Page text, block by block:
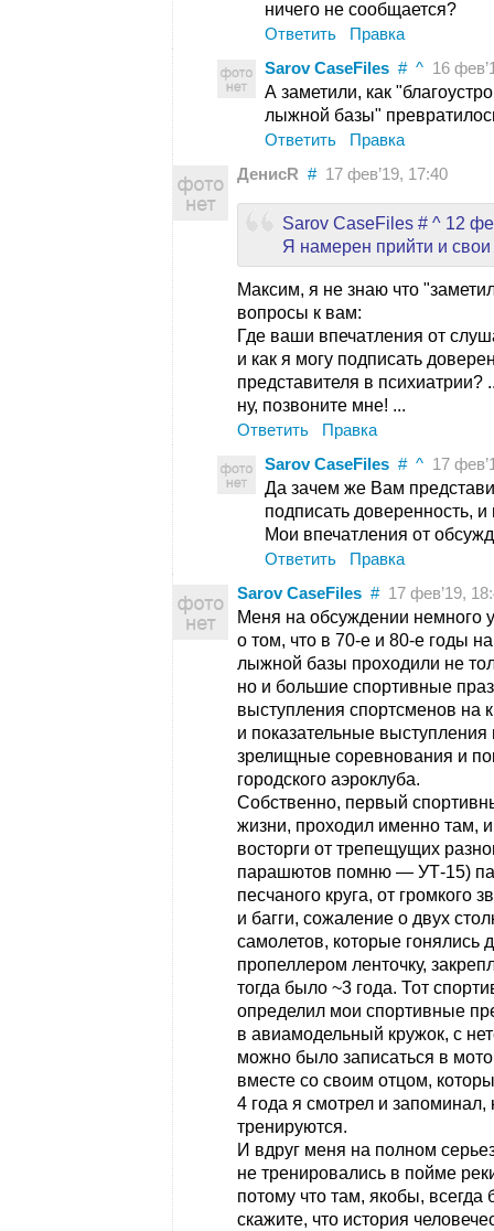
ничего не сообщается?
Ответить
Правка
Sarov CaseFiles # ^ 16
А заметили, как
лыжной базы"
Ответить
Правка
ДенисR #17 фев’19, 17:40
Sarov CaseFiles # ^ 12
Я намерен прийти и
Максим, я не знаю что
вопросы к вам:
Где ваши впечатления от
и как я могу подписать
представителя в психиатрии?
ну, позвоните мне! ...
Ответить
Правка
Sarov CaseFiles # ^ 17
Да зачем же Вам
подписать доверенность,
Мои впечатления от
Ответить
Правка
Sarov CaseFiles #17 фев’19,
Меня на обсуждении немного
о том, что в 70-е и 80-е годы
лыжной базы проходили не
но и большие спортивные
выступления спортсменов на
и показательные
зрелищные соревнования и
городского аэроклуба.
Собственно, первый
жизни, проходил именно там,
восторги от трепещущих
парашютов помню — УТ-15)
песчаного круга, от громкого
и багги, сожаление о двух
самолетов, которые гонялись
пропеллером ленточку,
тогда было ~3 года. Тот
определил мои спортивные
в авиамодельный кружок, с
можно было записаться в
вместе со своим отцом,
4 года я смотрел и
тренируются.
И вдруг меня на полном
не тренировались в пойме
потому что там, якобы,
скажите, что история